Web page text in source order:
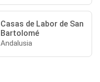
Casas de Labor de San
Bartolomé
Andalusia